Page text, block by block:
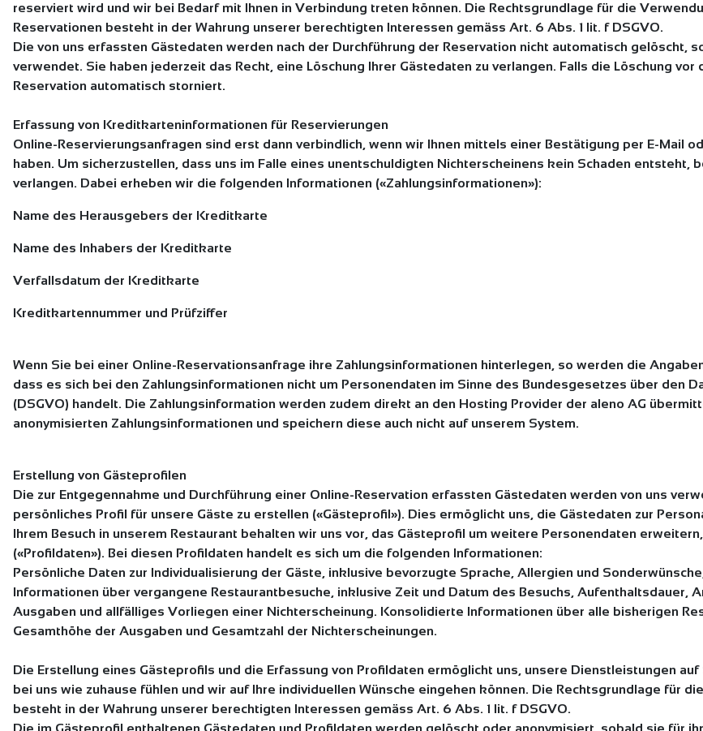
reserviert wird und wir bei Bedarf mit Ihnen in Verbindung treten können. Die Rechtsgrundlage für die
Reservationen besteht in der Wahrung unserer berechtigten Interessen gemäss Art. 6 Abs. 1 lit. f DSGVO.
Die von uns erfassten Gästedaten werden nach der Durchführung der Reservation nicht automatisch gelöscht,
verwendet. Sie haben jederzeit das Recht, eine Löschung Ihrer Gästedaten zu verlangen. Falls die Löschung
Reservation automatisch storniert.
Erfassung von Kreditkarteninformationen für Reservierungen
Online-Reservierungsanfragen sind erst dann verbindlich, wenn wir Ihnen mittels einer Bestätigung per E-Mail
haben. Um sicherzustellen, dass uns im Falle eines unentschuldigten Nichterscheinens kein Schaden entsteht,
verlangen. Dabei erheben wir die folgenden Informationen («Zahlungsinformationen»):
Name des Herausgebers der Kreditkarte
Name des Inhabers der Kreditkarte
Verfallsdatum der Kreditkarte
Kreditkartennummer und Prüfziffer
Wenn Sie bei einer Online-Reservationsanfrage ihre Zahlungsinformationen hinterlegen, so werden die
dass es sich bei den Zahlungsinformationen nicht um Personendaten im Sinne des Bundesgesetzes über den
(DSGVO) handelt. Die Zahlungsinformation werden zudem direkt an den Hosting Provider der aleno AG
anonymisierten Zahlungsinformationen und speichern diese auch nicht auf unserem System.
Erstellung von Gästeprofilen
Die zur Entgegennahme und Durchführung einer Online-Reservation erfassten Gästedaten werden von uns
persönliches Profil für unsere Gäste zu erstellen («Gästeprofil»). Dies ermöglicht uns, die Gästedaten zur
Ihrem Besuch in unserem Restaurant behalten wir uns vor, das Gästeprofil um weitere Personendaten
(«Profildaten»). Bei diesen Profildaten handelt es sich um die folgenden Informationen:
Persönliche Daten zur Individualisierung der Gäste, inklusive bevorzugte Sprache, Allergien und
Informationen über vergangene Restaurantbesuche, inklusive Zeit und Datum des Besuchs, Aufenthaltsdauer,
Ausgaben und allfälliges Vorliegen einer Nichterscheinung. Konsolidierte Informationen über alle bisherigen
Gesamthöhe der Ausgaben und Gesamtzahl der Nichterscheinungen.
Die Erstellung eines Gästeprofils und die Erfassung von Profildaten ermöglicht uns, unsere Dienstleistungen
bei uns wie zuhause fühlen und wir auf Ihre individuellen Wünsche eingehen können. Die Rechtsgrundlage für
besteht in der Wahrung unserer berechtigten Interessen gemäss Art. 6 Abs. 1 lit. f DSGVO.